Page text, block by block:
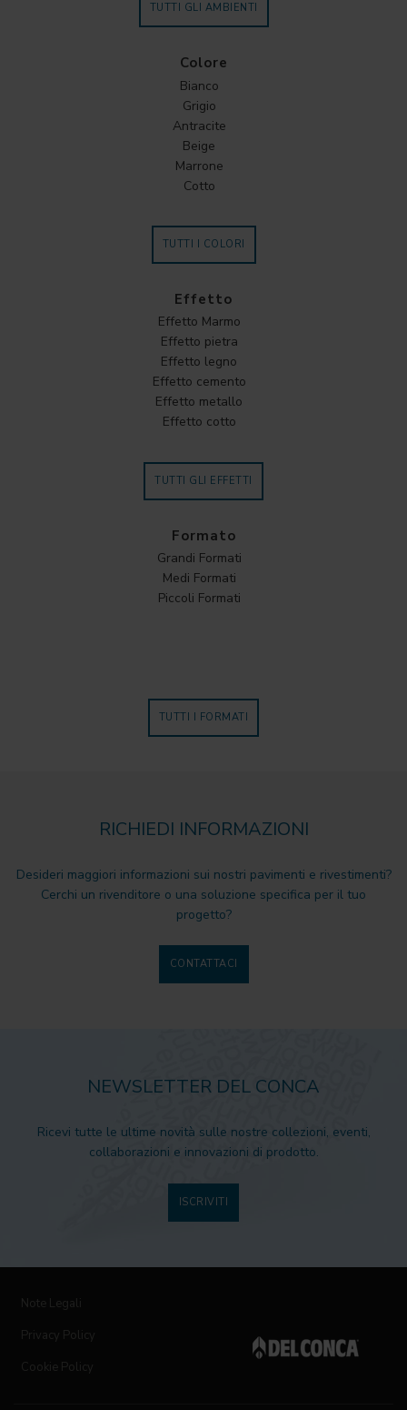
TUTTI GLI AMBIENTI
Colore
Bianco
Grigio
Antracite
Beige
Marrone
Cotto
TUTTI I COLORI
Effetto
Effetto Marmo
Effetto pietra
Effetto legno
Effetto cemento
Effetto metallo
Effetto cotto
TUTTI GLI EFFETTI
Formato
Grandi Formati
Medi Formati
Piccoli Formati
TUTTI I FORMATI
RICHIEDI INFORMAZIONI
Desideri maggiori informazioni sui nostri pavimenti e rivestimenti?
Cerchi un rivenditore o una soluzione specifica per il tuo
progetto?
CONTATTACI
NEWSLETTER DEL CONCA
Ricevi tutte le ultime novità sulle nostre collezioni, eventi,
collaborazioni e innovazioni di prodotto.
ISCRIVITI
Note Legali
Privacy Policy
Cookie Policy